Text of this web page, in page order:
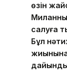
өзін
салуға
Бұл